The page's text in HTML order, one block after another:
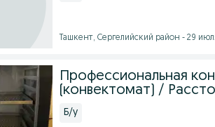
Ташкент, Сергелийский район - 29
Профессиональная
(конвектомат) /
Б/у